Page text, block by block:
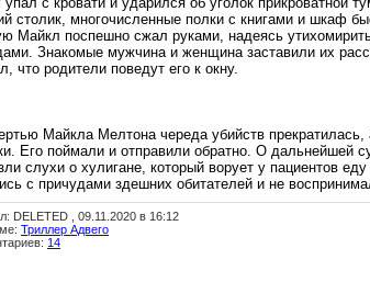
столик, многочисленные полки с книгами и шкаф
Майкл поспешно сжал руками, надеясь
Знакомые мужчина и женщина заставили их
что родители поведут его к окну.
Майкла Мелтона череда убийств прекратилась,
Его поймали и отправили обратно. О дальнейшей
слухи о хулигане, который ворует у пациентов
с причудами здешних обитателей и не
DELETED , 09.11.2020 в 16:12
Триллер Адвего
14